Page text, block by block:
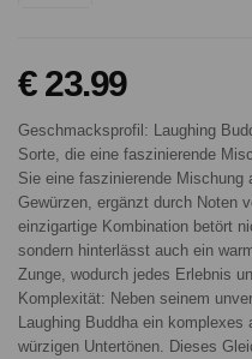
€ 23.99
Geschmacksprofil: Laughing
Sorte, die eine faszinierende
Sie eine faszinierende Mischung
Gewürzen, ergänzt durch Noten
einzigartige Kombination betört
sondern hinterlässt auch ein
Zunge, wodurch jedes Erlebnis
Komplexität: Neben seinem
Laughing Buddha ein
würzigen Untertönen. Dieses